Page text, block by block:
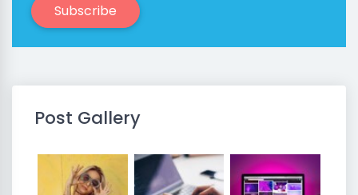
Subscribe
Post Gallery